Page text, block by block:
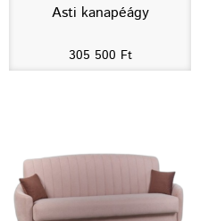
Asti kanapéágy
305 500 Ft